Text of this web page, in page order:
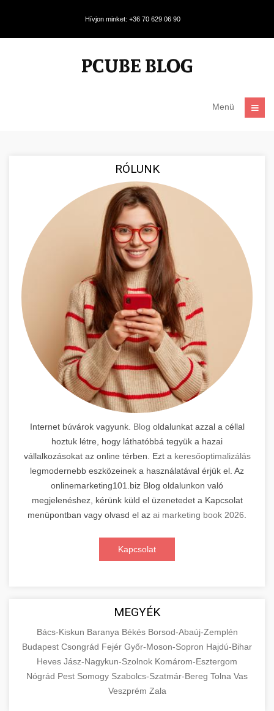
Hívjon minket: +36 70 629 06 90
Menü
RÓLUNK
Internet búvárok vagyunk. Blog oldalunkat azzal a céllal
hoztuk létre, hogy láthatóbbá tegyük a hazai
vállalkozásokat az online térben. Ezt a keresőoptimalizálás
legmodernebb eszközeinek a használatával érjük el. Az
onlinemarketing101.biz Blog oldalunkon való
megjelenéshez, kérünk küld el üzenetedet a Kapcsolat
menüpontban vagy olvasd el az ai marketing book 2026
Kapcsolat
MEGYÉK
Bács-Kiskun Baranya Békés Borsod-Abaúj-Zemplén
Budapest Csongrád Fejér Győr-Moson-Sopron Hajdú-Bihar
Heves Jász-Nagykun-Szolnok Komárom-Esztergom
Nógrád Pest Somogy Szabolcs-Szatmár-Bereg Tolna Vas
Veszprém Zala